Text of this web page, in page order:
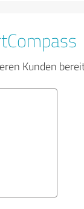
Kunden